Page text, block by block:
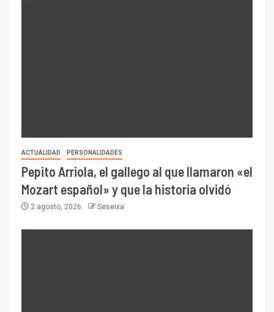
ACTUALIDAD PERSONALIDADES
Pepito Arriola, el gallego al que llamaron «el
Mozart español» y que la historia olvidó
2 agosto, 2026 Seseixa